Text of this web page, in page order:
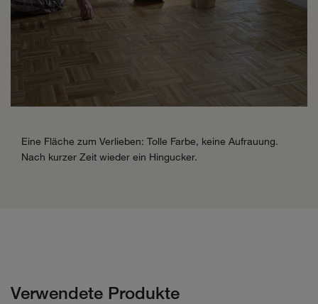
Eine Fläche zum Verlieben: Tolle Farbe, keine Aufrauung.
Nach kurzer Zeit wieder ein Hingucker.
Verwendete Produkte